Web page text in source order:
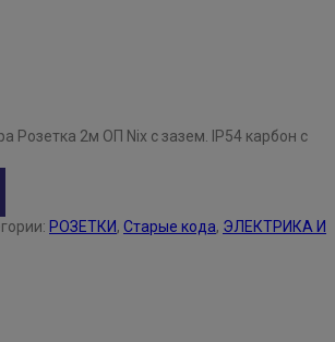
Розетка 2м ОП Nix с зазем. IP54 карбон с
РОЗЕТКИ, Старые кода, ЭЛЕКТРИКА И